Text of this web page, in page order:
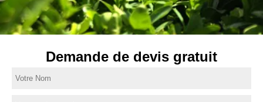
Demande de devis gratuit